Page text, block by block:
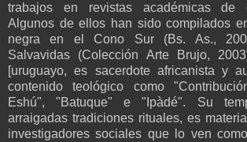
trabajos en revistas académicas de
Algunos de ellos han sido compilados
negra en el Cono Sur (Bs. As.,
Salvavidas (Colección Arte Brujo,
[uruguayo, es sacerdote africanista y
contenido teológico como
Eshú", "Batuque" e "Ipàdé". Su
arraigadas tradiciones rituales, es
investigadores sociales que lo ven